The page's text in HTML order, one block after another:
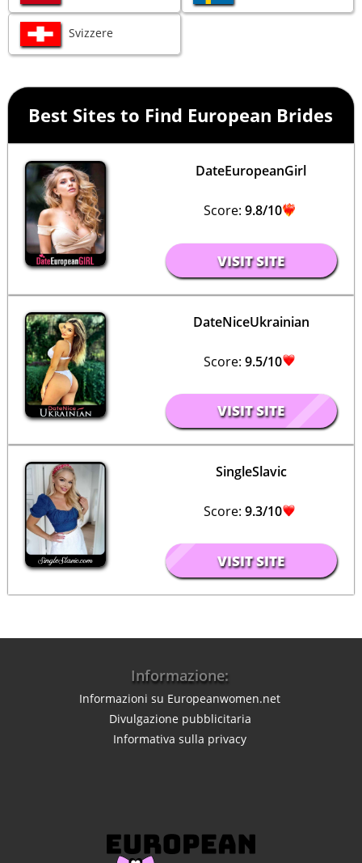
Svizzere
Best Sites to Find European Brides
DateEuropeanGirl
Score: 9.8/10
VISIT SITE
DateNiceUkrainian
Score: 9.5/10
VISIT SITE
SingleSlavic
Score: 9.3/10
VISIT SITE
Informazione:
Informazioni su Europeanwomen.net
Divulgazione pubblicitaria
Informativa sulla privacy